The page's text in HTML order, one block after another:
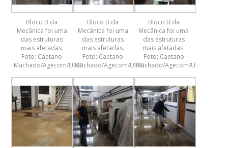
Bloco B da
Mecânica foi uma
das estruturas
mais afetadas.
Foto: Caetano
Machado/Agecom/UFSC
Bloco B da
Mecânica foi uma
das estruturas
mais afetadas.
Foto: Caetano
Machado/Agecom/UFSC
Bloco B da
Mecânica foi uma
das estruturas
mais afetadas.
Foto: Caetano
Machado/Agecom/UFSC